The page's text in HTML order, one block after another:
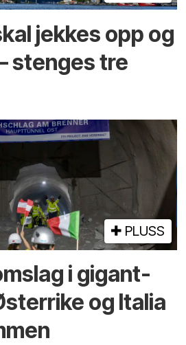
jekkes opp og
stenges tre
PLUSS
i gigant­
og Italia